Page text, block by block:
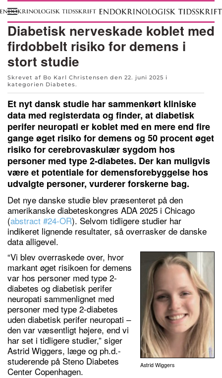
Skip to main content
Diabetisk nerveskade koblet med
firdobbelt risiko for demens i
stort studie
Skrevet af Bo Karl Christensen den 22. juni 2025 i
kategorien Diabetes.
Et nyt dansk studie har sammenkørt kliniske
data med registerdata og finder, at diabetisk
perifer neuropati er koblet med en mere end fire
gange øget risiko for demens og 50 procent øget
risiko for cerebrovaskulær sygdom hos
personer med type 2-diabetes. Der kan muligvis
være et potentiale for demensforebyggelse hos
udvalgte personer, vurderer forskerne bag.
Det nye danske studie blev præsenteret på den
amerikanske diabeteskongres ADA 2025 i Chicago
(abstract #24-OR). Selvom tidligere studier har
indikeret lignende resultater, så overrasker de danske
data alligevel.
Astrid Wiggers
“Vi blev overraskede over, hvor
markant øget risikoen for demens
var hos personer med type 2-
diabetes og diabetisk perifer
neuropati sammenlignet med
personer med type 2-diabetes
uden diabetisk perifer neuropati –
den var væsentligt højere, end vi
har set i tidligere studier,” siger
Astrid Wiggers, læge og ph.d.-
studerende på Steno Diabetes
Center Copenhagen.